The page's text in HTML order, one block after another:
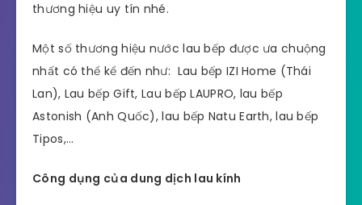
thương hiệu uy tín nhé.
Một số thương hiệu nước lau bếp được ưa chuộng
nhất có thể kể đến như: Lau bếp IZI Home (Thái
Lan), Lau bếp Gift, Lau bếp LAUPRO, lau bếp
Astonish (Anh Quốc), lau bếp Natu Earth, lau bếp
Tipos,…
Công dụng của dung dịch lau kính